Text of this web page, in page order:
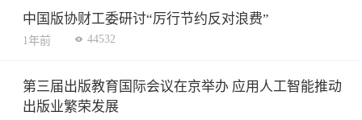
中国版协财工委研讨“厉行节约反对浪费”
1年前 44532
第三届出版教育国际会议在京举办 应用人工智能推动
出版业繁荣发展